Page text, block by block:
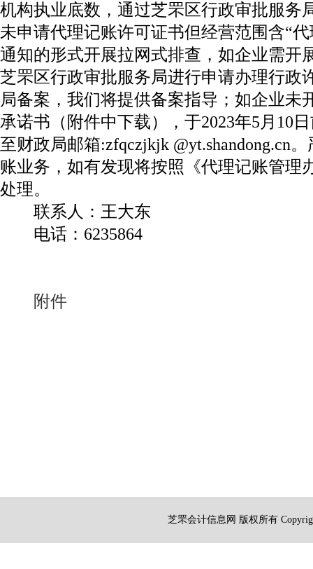
机构执业底数，通过芝罘区行政审批服务
未申请代理记账许可证书但经营范围含“
通知的形式开展拉网式排查，如企业需开
芝罘区行政审批服务局进行申请办理行政
局备案，我们将提供备案指导；如企业未
承诺书（附件中下载），于2023年5月10
至财政局邮箱:zfqczjkjk @yt.shandong.cn
账业务，如有发现将按照《代理记账管理
处理。
联系人：王大东
电话：6235864
附件
芝罘会计信息网 版权所有